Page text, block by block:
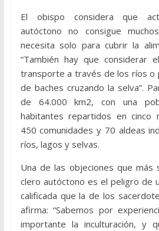
El obispo considera que
autóctono no consigue
necesita solo para cubrir la
“También hay que considerar
transporte a través de los ríos o
de baches cruzando la selva”.
de 64.000 km2, con una
habitantes repartidos en cinco
450 comunidades y 70 aldeas
ríos, lagos y selvas.
Una de las objeciones que más
clero autóctono es el peligro de
calificada que la de los
afirma: “Sabemos por
importante la inculturación, y